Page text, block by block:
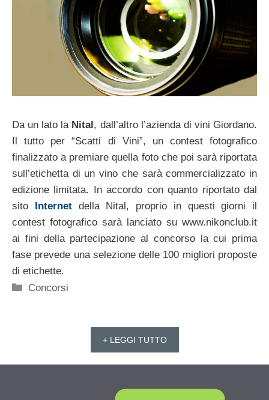
Da un lato la Nital, dall’altro l’azienda di vini Giordano.
Il tutto per “Scatti di Vini”, un contest fotografico
finalizzato a premiare quella foto che poi sarà riportata
sull’etichetta di un vino che sarà commercializzato in
edizione limitata. In accordo con quanto riportato dal
sito Internetdella Nital, proprio in questi giorni il
contest fotografico sarà lanciato su www.nikonclub.it
ai fini della partecipazione al concorso la cui prima
fase prevede una selezione delle 100 migliori proposte
di etichette.
Categorie
Concorsi
+ LEGGI TUTTO